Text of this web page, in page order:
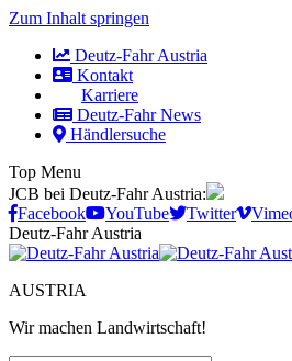
Zum Inhalt springen
Deutz-Fahr Austria
Kontakt
Karriere
Deutz-Fahr News
Händlersuche
Top Menu
JCB bei Deutz-Fahr Austria:
Facebook
YouTube Twitter
Deutz-Fahr Austria
AUSTRIA
Wir machen Landwirtschaft!